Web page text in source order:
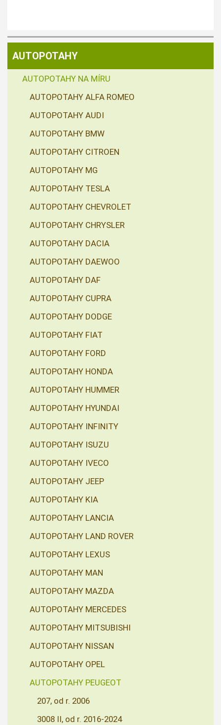
AUTOPOTAHY
AUTOPOTAHY NA MÍRU
AUTOPOTAHY ALFA ROMEO
AUTOPOTAHY AUDI
AUTOPOTAHY BMW
AUTOPOTAHY CITROEN
AUTOPOTAHY MG
AUTOPOTAHY TESLA
AUTOPOTAHY CHEVROLET
AUTOPOTAHY CHRYSLER
AUTOPOTAHY DACIA
AUTOPOTAHY DAEWOO
AUTOPOTAHY DAF
AUTOPOTAHY CUPRA
AUTOPOTAHY DODGE
AUTOPOTAHY FIAT
AUTOPOTAHY FORD
AUTOPOTAHY HONDA
AUTOPOTAHY HUMMER
AUTOPOTAHY HYUNDAI
AUTOPOTAHY INFINITY
AUTOPOTAHY ISUZU
AUTOPOTAHY IVECO
AUTOPOTAHY JEEP
AUTOPOTAHY KIA
AUTOPOTAHY LANCIA
AUTOPOTAHY LAND ROVER
AUTOPOTAHY LEXUS
AUTOPOTAHY MAN
AUTOPOTAHY MAZDA
AUTOPOTAHY MERCEDES
AUTOPOTAHY MITSUBISHI
AUTOPOTAHY NISSAN
AUTOPOTAHY OPEL
AUTOPOTAHY PEUGEOT
207, od r. 2006
3008 II, od r. 2016-2024